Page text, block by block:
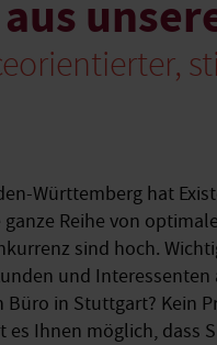
Württemberg hat
Reihe von
sind hoch.
und
Büro in Stuttgart? Kein
Ihnen möglich, dass